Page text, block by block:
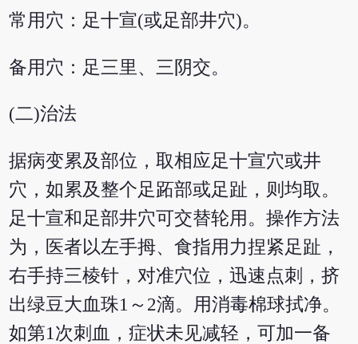
常用穴：足十宣(或足部井穴)。
备用穴：足三里、三阴交。
(二)治法
据病变累及部位，取相应足十宣穴或井
穴，如累及整个足跖部或足趾，则均取。
足十宣和足部井穴可交替轮用。操作方法
为，医者以左手拇、食指用力捏紧足趾，
右手持三棱针，对准穴位，迅速点刺，挤
出绿豆大血珠1～2滴。用消毒棉球拭净。
如第1次刺血，症状未见减轻，可加一备